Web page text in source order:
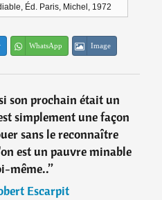
Éd. Paris, Michel, 1972
WhatsApp Image
son prochain était un
simplement une façon
sans le reconnaître
est un pauvre minable
même..”
Escarpit